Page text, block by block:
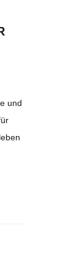
und